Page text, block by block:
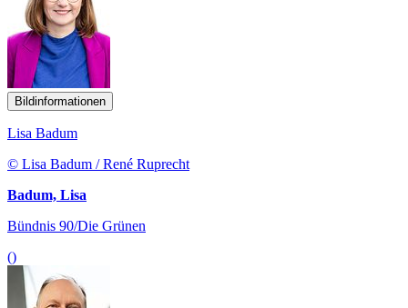
Bildinformationen
Lisa Badum
© Lisa Badum / René Ruprecht
Badum, Lisa
Bündnis 90/Die Grünen
()